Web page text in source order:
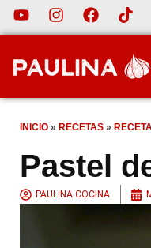
INICIO » RECETAS »
Pastel
PAULINA COCINA